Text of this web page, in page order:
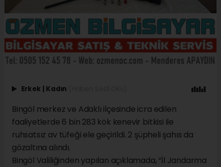
Erkek | Kadın
Bingöl merkez ve Adaklı ilçesinde icra edilen
faaliyetlerde 6 bin 283 kök kenevir bitkisi ile
ruhsatsız av tüfeği ele geçirildi. 2 şüpheli şahıs da
gözaltına alındı.
Bingöl Valiliğinden yapılan açıklamada, “İl Jandarma